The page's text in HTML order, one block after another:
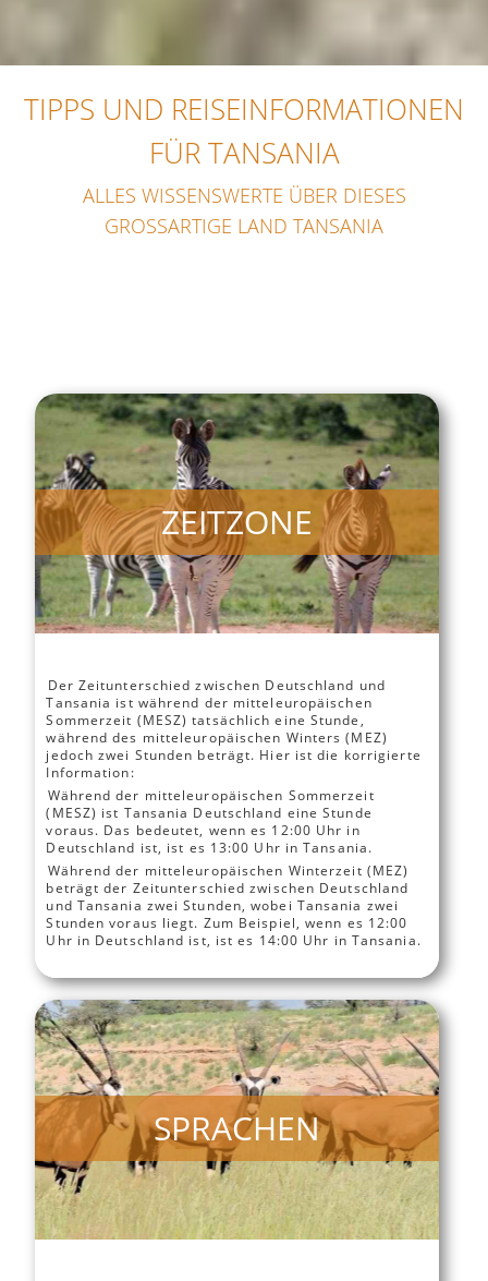
TIPPS UND REISEINFORMATIONEN
FÜR TANSANIA
ALLES WISSENSWERTE ÜBER DIESES
GROSSARTIGE LAND TANSANIA
ZEITZONE
Der Zeitunterschied zwischen Deutschland und
Tansania ist während der mitteleuropäischen
Sommerzeit (MESZ) tatsächlich eine Stunde,
während des mitteleuropäischen Winters (MEZ)
jedoch zwei Stunden beträgt. Hier ist die korrigierte
Information:
Während der mitteleuropäischen Sommerzeit
(MESZ) ist Tansania Deutschland eine Stunde
voraus. Das bedeutet, wenn es 12:00 Uhr in
Deutschland ist, ist es 13:00 Uhr in Tansania.
Während der mitteleuropäischen Winterzeit (MEZ)
beträgt der Zeitunterschied zwischen Deutschland
und Tansania zwei Stunden, wobei Tansania zwei
Stunden voraus liegt. Zum Beispiel, wenn es 12:00
Uhr in Deutschland ist, ist es 14:00 Uhr in Tansania.
SPRACHEN